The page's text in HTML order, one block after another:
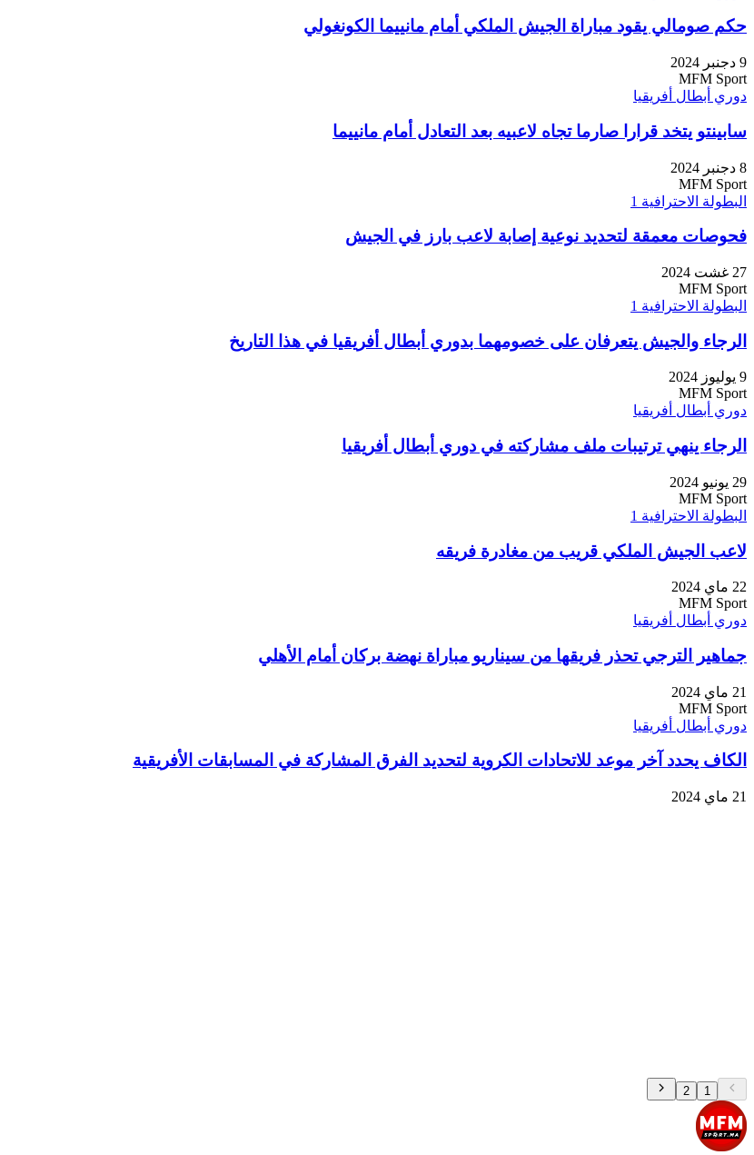
حكم صومالي يقود مباراة الجيش الملكي أمام مانييما الكونغولي
9 دجنبر 2024
MFM Sport
دوري أبطال أفريقيا
سابينتو يتخد قرارا صارما تجاه لاعبيه بعد التعادل أمام مانييما
8 دجنبر 2024
MFM Sport
البطولة الاحترافية 1
فحوصات معمقة لتحديد نوعية إصابة لاعب بارز في الجيش
27 غشت 2024
MFM Sport
البطولة الاحترافية 1
الرجاء والجيش يتعرفان على خصومهما بدوري أبطال أفريقيا في هذا التاريخ
9 يوليوز 2024
MFM Sport
دوري أبطال أفريقيا
الرجاء ينهي ترتيبات ملف مشاركته في دوري أبطال أفريقيا
29 يونيو 2024
MFM Sport
البطولة الاحترافية 1
لاعب الجيش الملكي قريب من مغادرة فريقه
22 ماي 2024
MFM Sport
دوري أبطال أفريقيا
جماهير الترجي تحذر فريقها من سيناريو مباراة نهضة بركان أمام الأهلي
21 ماي 2024
MFM Sport
دوري أبطال أفريقيا
الكاف يحدد آخر موعد للاتحادات الكروية لتحديد الفرق المشاركة في المسابقات الأفريقية
21 ماي 2024
1
2